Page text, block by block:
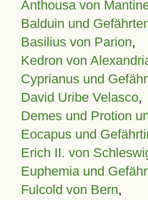
Anthousa von
Balduin und
Basilius von Parion,
Kedron von
Cyprianus und
David Uribe Velasco,
Demes und Protion
Eocapus und
Erich II. von
Euphemia und
Fulcold von Bern,